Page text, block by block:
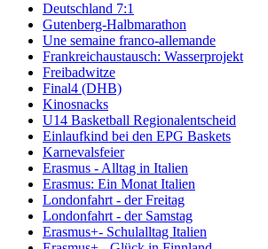
Deutschland 7:1
Gutenberg-Halbmarathon
Une semaine franco-allemande
Frankreichaustausch: Wasserprojekt
Freibadwitze
Final4 (DHB)
Kinosnacks
U14 Basketball Regionalentscheid
Einlaufkind bei den EPG Baskets
Karnevalsfeier
Erasmus - Alltag in Italien
Erasmus: Ein Monat Italien
Londonfahrt - der Freitag
Londonfahrt - der Samstag
Erasmus+- Schulalltag Italien